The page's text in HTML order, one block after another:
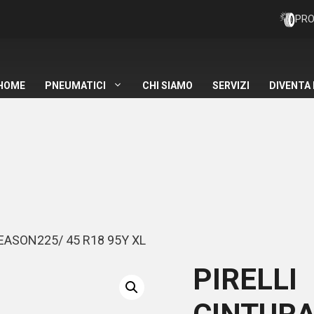
PNEUMATICI CHI SIAMO SERVIZI DIVENTA
45 R18 95Y XL
PIRELLI